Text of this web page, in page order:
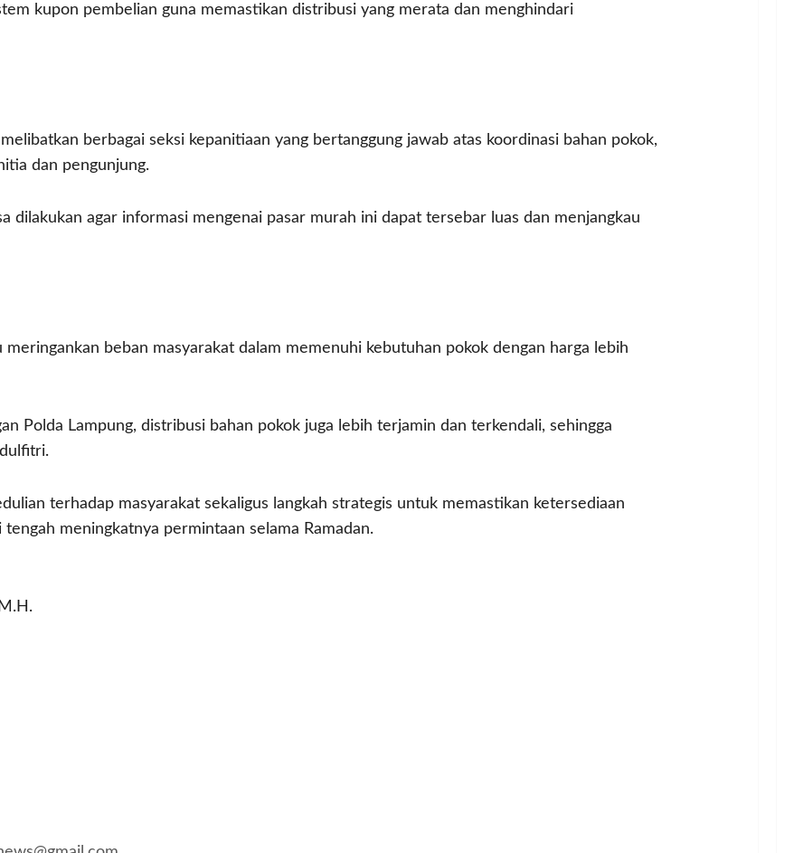
kupon pembelian guna memastikan distribusi yang merata dan menghindari
berbagai seksi kepanitiaan yang bertanggung jawab atas koordinasi bahan pokok,
dan pengunjung.
dilakukan agar informasi mengenai pasar murah ini dapat tersebar luas dan menjangkau
beban masyarakat dalam memenuhi kebutuhan pokok dengan harga lebih
Polda Lampung, distribusi bahan pokok juga lebih terjamin dan terkendali, sehingga
terhadap masyarakat sekaligus langkah strategis untuk memastikan ketersediaan
meningkatnya permintaan selama Ramadan.